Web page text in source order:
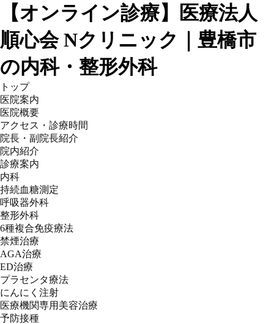
【オンライン診療】医療法人
順心会 Nクリニック｜豊橋市
の内科・整形外科
トップ
医院案内
医院概要
アクセス・診療時間
院長・副院長紹介
院内紹介
診療案内
内科
持続血糖測定
呼吸器外科
整形外科
6種複合免疫療法
禁煙治療
AGA治療
ED治療
プラセンタ療法
にんにく注射
医療機関専用美容治療
予防接種